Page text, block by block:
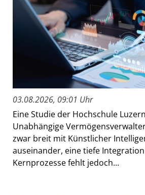
03.08.2026, 09:01 Uhr
Eine Studie der Hochschule
Unabhängige
zwar breit mit Künstlicher
auseinander, eine tiefe
Kernprozesse fehlt jedoch...